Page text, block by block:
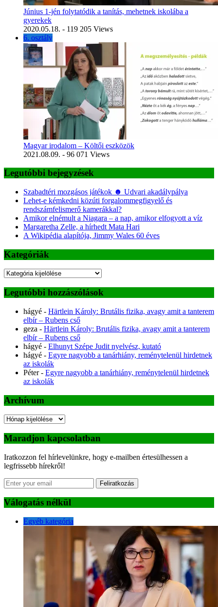
Június 1-jén folytatódik a tanítás, mehetnek iskolába a
gyerekek
2020.05.18. - 119 205 Views
6. osztály
Magyar irodalom – Költői eszközök
2021.08.09. - 96 071 Views
Legutóbbi bejegyzések
Szabadtéri mozgásos játékok ☻ Udvari akadálypálya
Lehet-e kémkedni közúti forgalommegfigyelő és
rendszámfelismerő kamerákkal?
Amikor elnémult a Niagara – a nap, amikor elfogyott a víz
Margaretha Zelle, a hírhedt Mata Hari
A Wikipédia alapítója, Jimmy Wales 60 éves
Kategóriák
Kategóriák
Legutóbbi hozzászólások
hágyé - Härtlein Károly: Brutális fizika, avagy amit a tanterem
elbír – Rubens cső
geza - Härtlein Károly: Brutális fizika, avagy amit a tanterem
elbír – Rubens cső
hágyé - Elhunyt Szépe Judit nyelvész, kutató
hágyé - Egyre nagyobb a tanárhiány, reménytelenül hirdetnek
az iskolák
Péter- Egyre nagyobb a tanárhiány, reménytelenül hirdetnek
az iskolák
Archívum
Archívum
Maradjon kapcsolatban
Iratkozzon fel hírlevelünkre, hogy e-mailben értesülhessen a
legfrissebb hírekről!
Feliratkozás
Válogatás nélkül
Egyéb kategória